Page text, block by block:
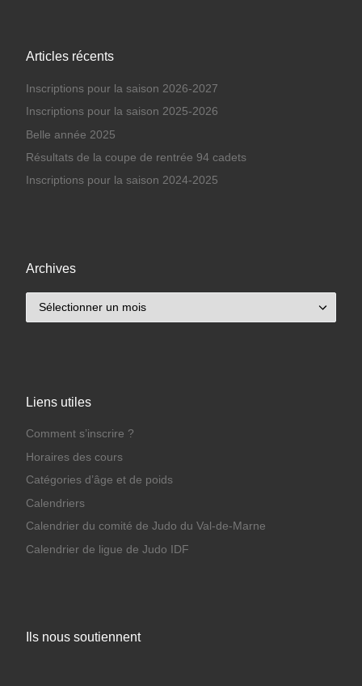
Articles récents
Inscriptions pour la saison 2026-2027
Inscriptions pour la saison 2025-2026
Belle année 2025
Résultats de la coupe de rentrée 94 cadets
Inscriptions pour la saison 2024-2025
Archives
Liens utiles
Comment s’inscrire ?
Horaires des cours
Catégories d’âge et de poids
Calendriers
Calendrier du comité de Judo du Val-de-Marne
Calendrier de ligue de Judo IDF
Ils nous soutiennent